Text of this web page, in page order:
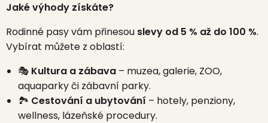
Jaké výhody získáte?
Rodinné pasy vám přinesou slevy od 5 % až do 100 %.
Vybírat můžete z oblastí:
🎭 Kultura a zábava – muzea, galerie, ZOO,
aquaparky či zábavní parky.
🏞️ Cestování a ubytování – hotely, penziony,
wellness, lázeňské procedury.